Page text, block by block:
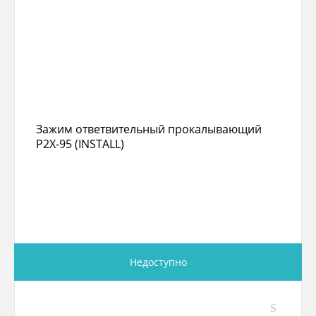
Зажим ответвительный прокалывающий
P2X-95 (INSTALL)
Недоступно